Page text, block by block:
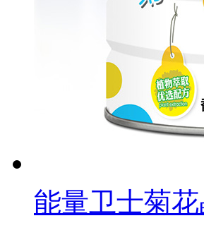
能量卫士菊